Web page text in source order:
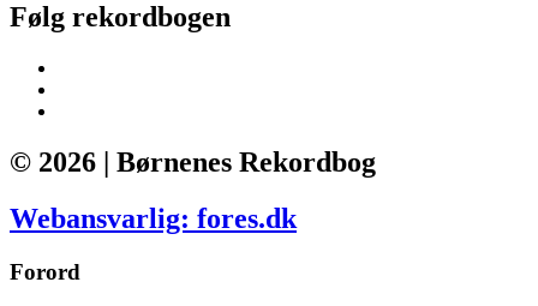
Følg rekordbogen
© 2026 | Børnenes Rekordbog
Webansvarlig: fores.dk
Forord